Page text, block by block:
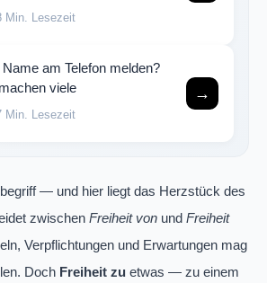
Min. Lesezeit
Name am Telefon melden?
viele
Min. Lesezeit
→
— und hier liegt das Herzstück des
zwischen Freiheit von und Freiheit
Verpflichtungen und Erwartungen mag
Doch Freiheit zu etwas — zu einem